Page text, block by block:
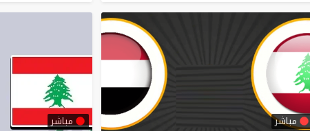
مباشر مباشر